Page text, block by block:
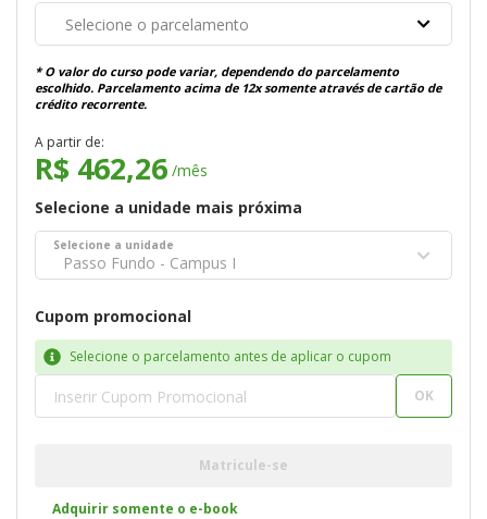
Selecione o parcelamento
* O valor do curso pode variar, dependendo do parcelamento
escolhido. Parcelamento acima de 12x somente através de cartão de
crédito recorrente.
A partir de:
R$ 462,26 /mês
Selecione a unidade mais próxima
Selecione a unidade
Passo Fundo - Campus I
Cupom promocional
Selecione o parcelamento antes de aplicar o cupom
OK
Matricule-se
Adquirir somente o e-book